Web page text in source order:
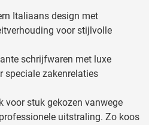
Italiaans design met
voor stijlvolle
schrijfwaren met luxe
speciale zakenrelaties
voor stuk gekozen vanwege
uitstraling. Zo koos